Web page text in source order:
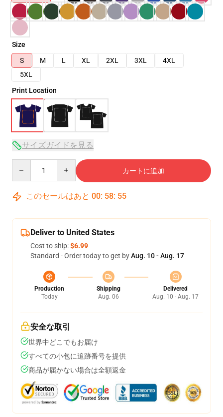
Size
S
M L XL 2XL 3XL
4XL
5XL
Print Location
サイズガイドを見る
カートに追加
このセールはあと 00: 58: 54
Deliver to United States
Cost to ship:$6.99
Standard - Order today to get byAug. 10 - Aug. 17
Production
Today
Shipping
Aug. 06
Delivered
Aug. 10 - Aug. 17
安全な取引
世界中どこでもお届け
すべての小包に追跡番号を提供
商品が届かない場合は全額返金